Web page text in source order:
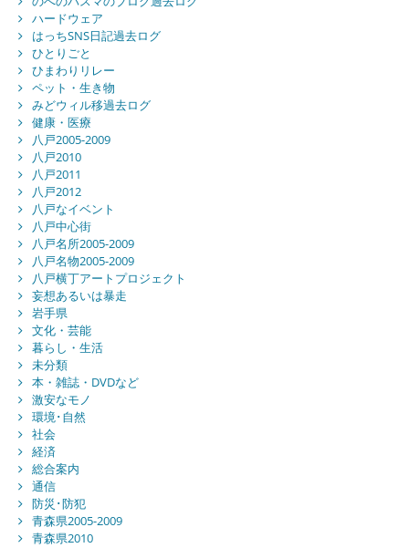
ハードウェア
はっちSNS日記過去ログ
ひとりごと
ひまわりリレー
ペット・生き物
みどウィル移過去ログ
健康・医療
八戸2005-2009
八戸2010
八戸2011
八戸2012
八戸なイベント
八戸中心街
八戸名所2005-2009
八戸名物2005-2009
八戸横丁アートプロジェクト
妄想あるいは暴走
岩手県
文化・芸能
暮らし・生活
未分類
本・雑誌・DVDなど
激安なモノ
環境･自然
社会
経済
総合案内
通信
防災･防犯
青森県2005-2009
青森県2010